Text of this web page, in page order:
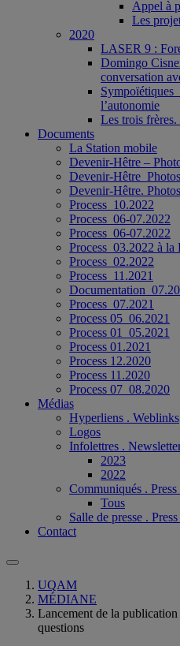
Appel à
Les
2020
LASER 9 :
Domingo
conversation
l’autonomie
Les trois
Documents
La Station mobile
Devenir-Hêtre –
Devenir-
Devenir-Hêtre.
Process_10.2022
Process_06-07.2022
Process_06-07.2022
Process_03.2022 à
Process_02.2022
Process_11.2021
Process_07.2021
Process 05_06.2021
Process 01_05.2021
Process 01.2021
Process 12.2020
Process 11.2020
Process 07_08.2020
Médias
Hyperliens . Weblinks
Logos
Infolettres .
2023
2022
Communiqués . Press
Tous
Salle de presse .
Contact
UQAM
MÉDIANE
Lancement de la
questions